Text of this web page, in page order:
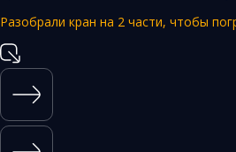
Разобрали кран на 2 части, чтобы